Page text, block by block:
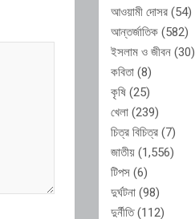
আওয়ামী দোসর (54)
আন্তর্জাতিক (582)
ইসলাম ও জীবন (30)
কবিতা (8)
কৃষি (25)
খেলা (239)
চিত্র বিচিত্র (7)
জাতীয় (1,556)
টিপস (6)
দুর্ঘটনা (98)
দুর্নীতি(112)